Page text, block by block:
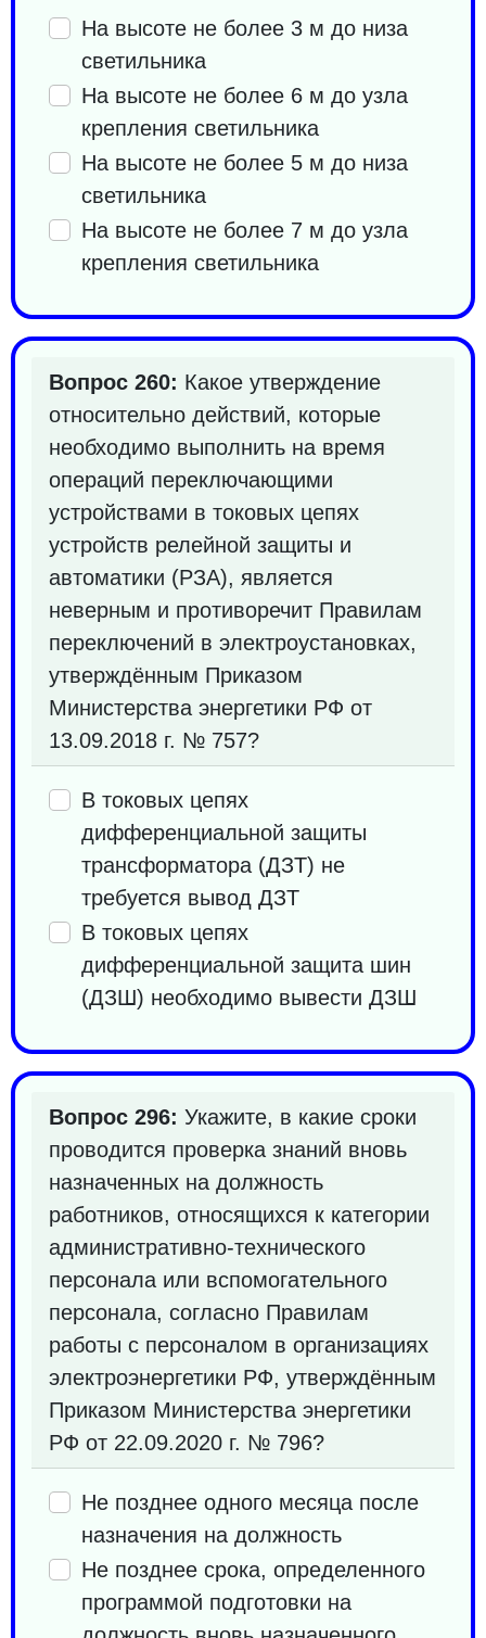
На высоте не более 3 м до низа
светильника
На высоте не более 6 м до узла
крепления светильника
На высоте не более 5 м до низа
светильника
На высоте не более 7 м до узла
крепления светильника
Вопрос 260: Какое утверждение
относительно действий, которые
необходимо выполнить на время
операций переключающими
устройствами в токовых цепях
устройств релейной защиты и
автоматики (РЗА), является
неверным и противоречит Правилам
переключений в электроустановках,
утверждённым Приказом
Министерства энергетики РФ от
13.09.2018 г. № 757?
В токовых цепях
дифференциальной защиты
трансформатора (ДЗТ) не
требуется вывод ДЗТ
В токовых цепях
дифференциальной защита шин
(ДЗШ) необходимо вывести ДЗШ
Вопрос 296: Укажите, в какие сроки
проводится проверка знаний вновь
назначенных на должность
работников, относящихся к категории
административно-технического
персонала или вспомогательного
персонала, согласно Правилам
работы с персоналом в организациях
электроэнергетики РФ, утверждённым
Приказом Министерства энергетики
РФ от 22.09.2020 г. № 796?
Hе позднее одного месяца после
назначения на должность
Не позднее cрока, определенного
программой подготовки на